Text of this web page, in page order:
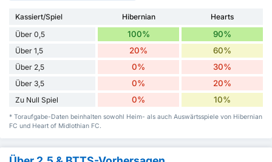
Kassiert/Spiel Hibernian
Hearts
Über 0,5
100% 90%
Über 1,5 20% 60%
Über 2,5 0% 30%
Über 3,5 0% 20%
Zu Null Spiel 0% 10%
* Toraufgabe-Daten beinhalten sowohl Heim- als auch Auswärtsspiele von Hibernian
FC und Heart of Midlothian FC.